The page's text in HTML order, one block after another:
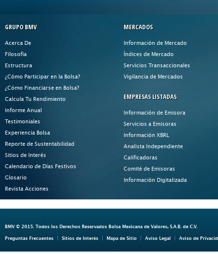
GRUPO BMV
Acerca De
Filosofía
Estructura
¿Cómo Participar en la Bolsa?
¿Cómo Financiarse en Bolsa?
Calcula Tu Rendimiento
Informe Anual
Testimoniales
Experiencia Bolsa
Reporte de Sustentabilidad
Sitios de Interés
Calendario de Días Festivos
Glosario
Revista Acciones
MERCADOS
Información de Mercado
Índices de Mercado
Servicios Transaccionales
Vigilancia de Mercados
EMPRESAS LISTADAS
Información de Emisora
Servicios a Emisoras
Información XBRL
Analista Independiente
Calificadoras
Comité de Emisoras
Información Digitalizada
BMV © 2015. Todos los Derechos Reservados Bolsa Mexicana de Valores, S.A.B. de C.V.
Preguntas Frecuentes Sitios de Interés Mapa de Sitio Aviso Legal Aviso de